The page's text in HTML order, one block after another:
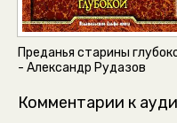
Преданья старины
- Александр Рудазов
Комментарии к